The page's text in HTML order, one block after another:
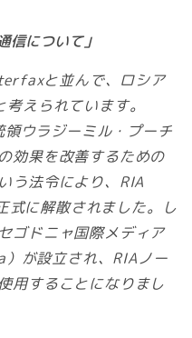
信について」
と並んで、ロシア
えられています。
ウラジーミル・プーチ
効果を改善するための
う法令により、RIA
に解散されました。し
ゴドニャ国際メディア
が設立され、RIAノー
用することになりまし